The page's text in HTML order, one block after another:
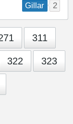
Gillar 2
311
322 323